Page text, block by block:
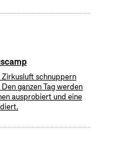
schnuppern
ganzen Tag werden
ausprobiert und eine